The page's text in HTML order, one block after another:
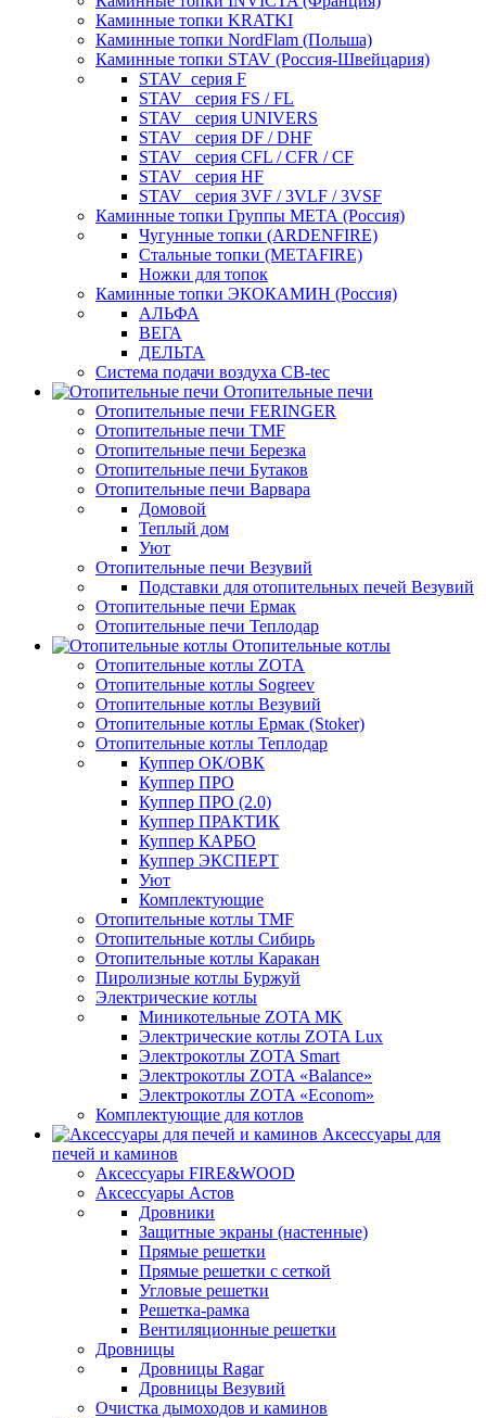
Каминные топки KRATKI
Каминные топки NordFlam (Польша)
Каминные топки STAV (Россия-Швейцария)
STAV_серия F
STAV_ серия FS / FL
STAV_ серия UNIVERS
STAV_ серия DF / DHF
STAV_ серия CFL / CFR / CF
STAV_ серия HF
STAV_ серия 3VF / 3VLF / 3VSF
Каминные топки Группы МЕТА (Россия)
Чугунные топки (ARDENFIRE)
Стальные топки (METAFIRE)
Ножки для топок
Каминные топки ЭКОКАМИН (Россия)
АЛЬФА
ВЕГА
ДЕЛЬТА
Система подачи воздуха CB-tec
Отопительные печи
Отопительные печи FERINGER
Отопительные печи TMF
Отопительные печи Березка
Отопительные печи Бутаков
Отопительные печи Варвара
Домовой
Теплый дом
Уют
Отопительные печи Везувий
Подставки для отопительных печей Везувий
Отопительные печи Ермак
Отопительные печи Теплодар
Отопительные котлы
Отопительные котлы ZOTA
Отопительные котлы Sogreev
Отопительные котлы Везувий
Отопительные котлы Ермак (Stoker)
Отопительные котлы Теплодар
Куппер ОК/ОВК
Куппер ПРО
Куппер ПРО (2.0)
Куппер ПРАКТИК
Куппер КАРБО
Куппер ЭКСПЕРТ
Уют
Комплектующие
Отопительные котлы TMF
Отопительные котлы Сибирь
Отопительные котлы Каракан
Пиролизные котлы Буржуй
Электрические котлы
Миникотельные ZOTA MK
Электрические котлы ZOTA Lux
Электрокотлы ZOTA Smart
Электрокотлы ZOTA «Balance»
Электрокотлы ZOTA «Econom»
Комплектующие для котлов
Аксессуары для
печей и каминов
Аксессуары FIRE&WOOD
Аксессуары Астов
Дровники
Защитные экраны (настенные)
Прямые решетки
Прямые решетки с сеткой
Угловые решетки
Решетка-рамка
Вентиляционные решетки
Дровницы
Дровницы Ragar
Дровницы Везувий
Очистка дымоходов и каминов